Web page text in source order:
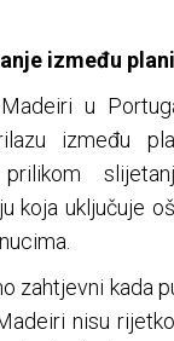
između
u
između
koja uključuje
zahtjevni kada
nisu